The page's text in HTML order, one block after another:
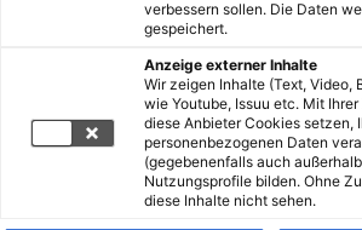
verbessern sollen. Die Daten
gespeichert.
Anzeige externer Inhalte
Wir zeigen Inhalte (Text, Video,
wie Youtube, Issuu etc. Mit
diese Anbieter Cookies setzen,
personenbezogenen Daten
(gegebenenfalls auch
Nutzungsprofile bilden. Ohne
diese Inhalte nicht sehen.